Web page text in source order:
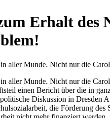
Erhalt des
aller Munde. Nicht nur die
aller Munde. Nicht nur die
einen Bericht über die in
Diskussion in
die Förderung